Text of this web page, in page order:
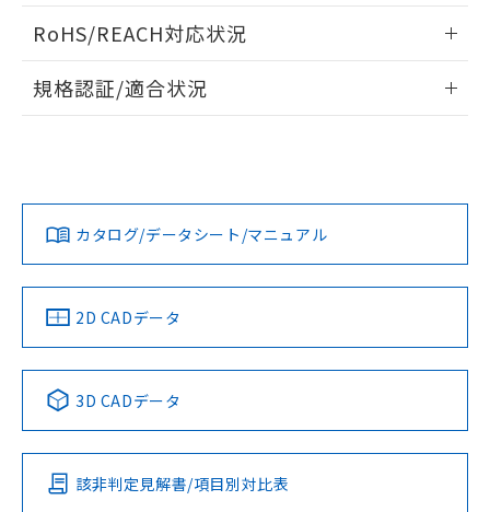
開閉容量
ドすることができます。
ログイン/会員登録
ダウンロードデータをご利用いただく前に、以下を必ずお読
みください。
ソフトウェアの使用条件
RoHS/REACH対応状況
EU RoHS 注意事項・凡例
対応済み
中国 RoHS 注意事項・凡例
Pb Hg Cd Cr(VI)
O
規格認証/適合状況
LR型式承認
（イギリス
船舶規格）
DNV型式承認
（ノルウェー
BV型式承認
（フランス
KR型式
（韓国
No No No No
この製品の規格認証/適合状況ページへ
その他の認証はこちらのページからご検索ください
カタログ/データシート/マニュアル
2D CADデータ
3D CADデータ
該非判定見解書/項目別対比表